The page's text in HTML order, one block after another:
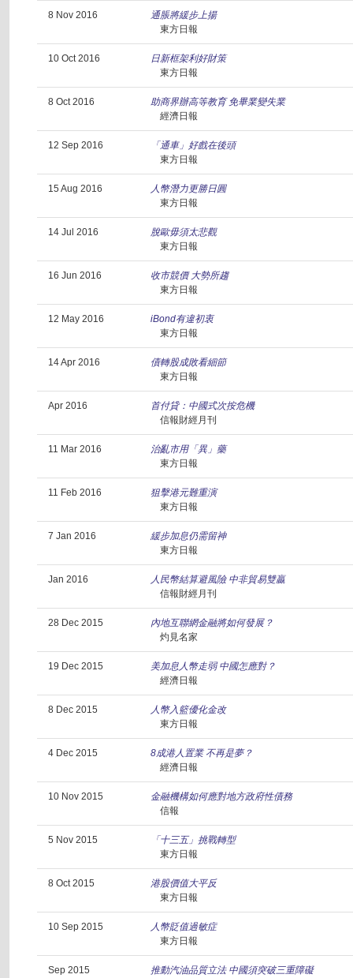
8 Nov 2016
通脹將緩步上揚
東方日報
10 Oct 2016
日新框架利好財策
東方日報
8 Oct 2016
助商界辦高等教育 免畢業變失業
經濟日報
12 Sep 2016
「通車」好戲在後頭
東方日報
15 Aug 2016
人幣潛力更勝日圓
東方日報
14 Jul 2016
脫歐毋須太悲觀
東方日報
16 Jun 2016
收市競價 大勢所趨
東方日報
12 May 2016
iBond有違初衷
東方日報
14 Apr 2016
債轉股成敗看細節
東方日報
Apr 2016
首付貸：中國式次按危機
信報財經月刊
11 Mar 2016
治亂市用「異」藥
東方日報
11 Feb 2016
狙擊港元難重演
東方日報
7 Jan 2016
緩步加息仍需留神
東方日報
Jan 2016
人民幣結算避風險 中非貿易雙贏
信報財經月刊
28 Dec 2015
內地互聯網金融將如何發展？
灼見名家
19 Dec 2015
美加息人幣走弱 中國怎應對？
經濟日報
8 Dec 2015
人幣入籃優化金改
東方日報
4 Dec 2015
8成港人置業 不再是夢？
經濟日報
10 Nov 2015
金融機構如何應對地方政府性債務
信報
5 Nov 2015
「十三五」挑戰轉型
東方日報
8 Oct 2015
港股價值大平反
東方日報
10 Sep 2015
人幣貶值過敏症
東方日報
Sep 2015 推動汽油品質立法 中國須突破三重障礙